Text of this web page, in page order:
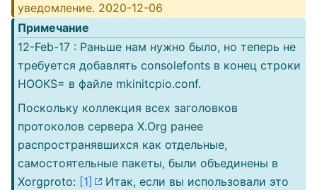
уведомление. 2020-12-06
Примечание
12-Feb-17 : Раньше нам нужно было, но теперь не
требуется добавлять consolefonts в конец строки
HOOKS= в файле mkinitcpio.conf.
Поскольку коллекция всех заголовков
протоколов сервера X.Org ранее
распространявшихся как отдельные,
самостоятельные пакеты, были объединены в
Xorgproto: [1]
Итак, если вы использовали это